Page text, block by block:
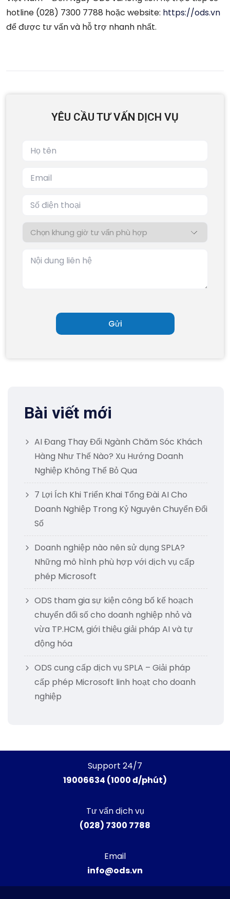
hotline (028) 7300 7788 hoặc website: https://ods.vn
để được tư vấn và hỗ trợ nhanh nhất.
YÊU CẦU TƯ VẤN DỊCH VỤ
Bài viết mới
AI Đang Thay Đổi Ngành Chăm Sóc Khách
Hàng Như Thế Nào? Xu Hướng Doanh
Nghiệp Không Thể Bỏ Qua
7 Lợi Ích Khi Triển Khai Tổng Đài AI Cho
Doanh Nghiệp Trong Kỷ Nguyên Chuyển Đổi
Số
Doanh nghiệp nào nên sử dụng SPLA?
Những mô hình phù hợp với dịch vụ cấp
phép Microsoft
ODS tham gia sự kiện công bố kế hoạch
chuyển đổi số cho doanh nghiệp nhỏ và
vừa TP.HCM, giới thiệu giải pháp AI và tự
động hóa
ODS cung cấp dịch vụ SPLA – Giải pháp
cấp phép Microsoft linh hoạt cho doanh
nghiệp
Support 24/7
19006634 (1000 đ/phút)
Tư vấn dịch vụ
(028) 7300 7788
Email
info@ods.vn